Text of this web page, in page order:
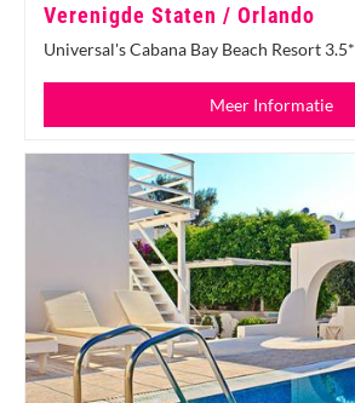
Verenigde Staten / Orlando
Universal's Cabana Bay Beach Resort 3.5*
Meer Informatie